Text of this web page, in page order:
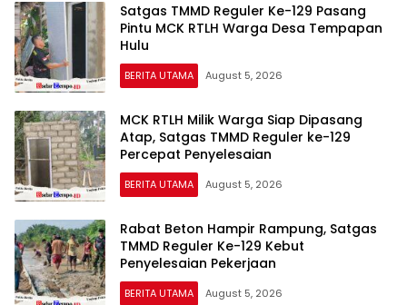
Satgas TMMD Reguler Ke-129 Pasang
Pintu MCK RTLH Warga Desa Tempapan
Hulu
BERITA UTAMA August 5, 2026
MCK RTLH Milik Warga Siap Dipasang
Atap, Satgas TMMD Reguler ke-129
Percepat Penyelesaian
BERITA UTAMA August 5, 2026
Rabat Beton Hampir Rampung, Satgas
TMMD Reguler Ke-129 Kebut
Penyelesaian Pekerjaan
BERITA UTAMA August 5, 2026